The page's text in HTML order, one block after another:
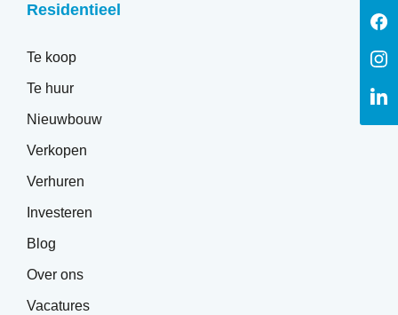
Residentieel
Te koop
Te huur
Nieuwbouw
Verkopen
Verhuren
Investeren
Blog
Over ons
Vacatures